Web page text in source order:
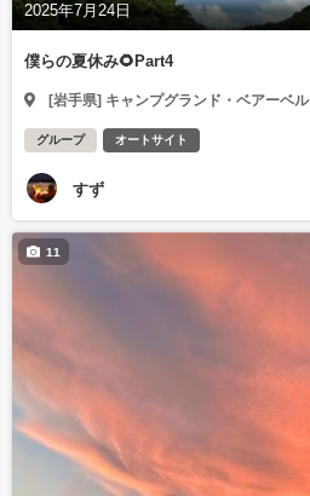
2025年7月24日
僕らの夏休み🌻Part4
[岩手県] キャンプグランド・ベアーベル
グループ オートサイト
すず
11